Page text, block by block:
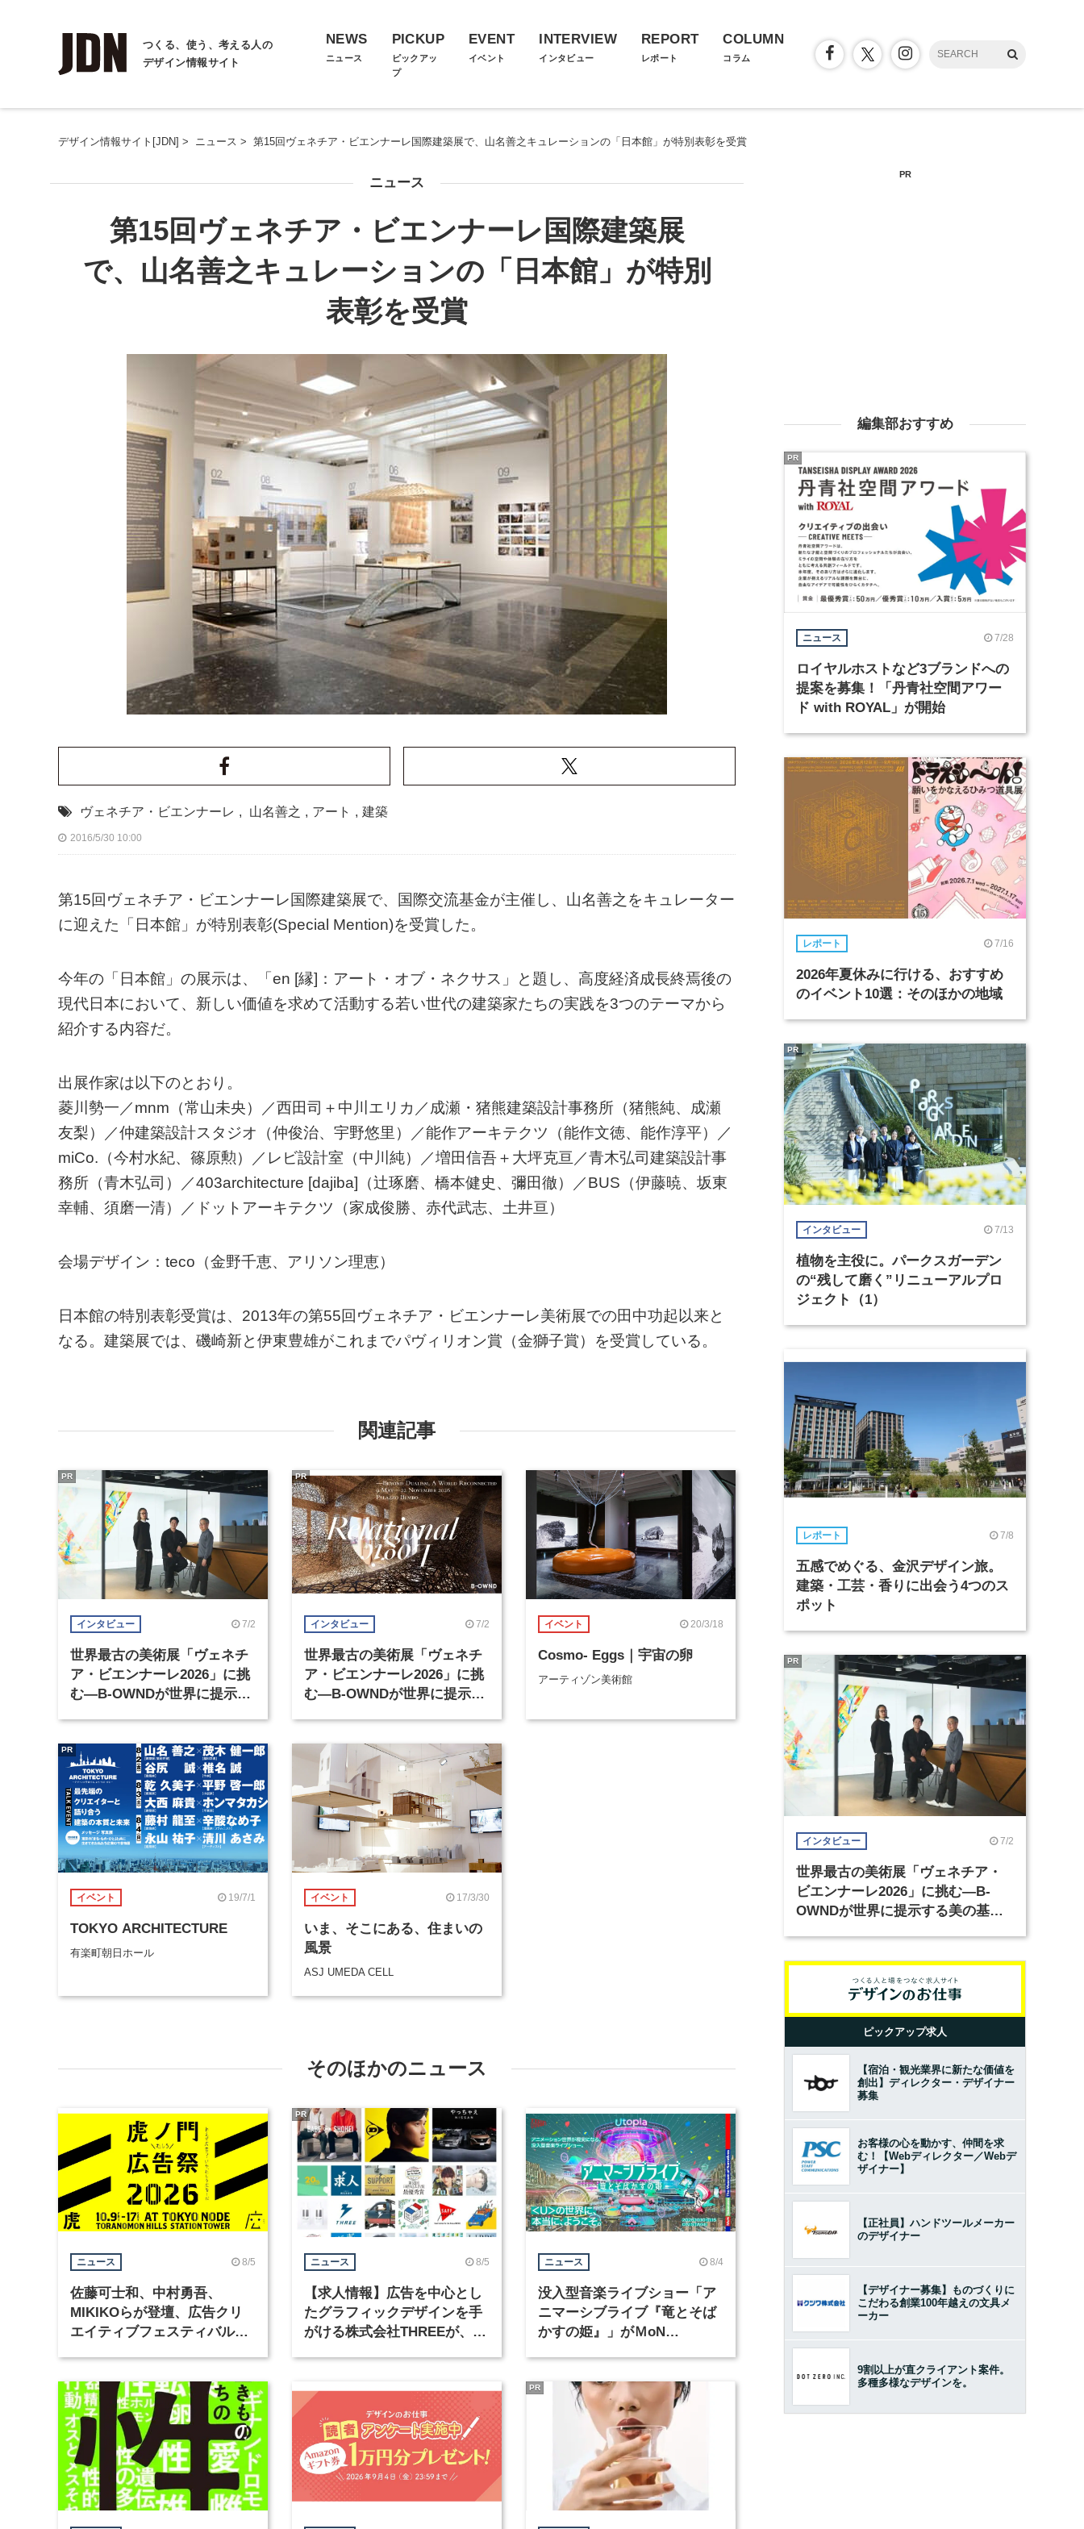
つくる、使う、考える人の
デザイン情報サイト
NEWS
ニュース
PICKUP
ピックアッ
プ
EVENT
イベント
INTERVIEW
インタビュー
REPORT
レポート
COLUMN
コラム
デザイン情報サイト[JDN] > ニュース > 第15回ヴェネチア・ビエンナーレ国際建築展で、山名善之キュレーションの「日本館」が特別表彰を受賞
ニュース
第15回ヴェネチア・ビエンナーレ国際建築展
で、山名善之キュレーションの「日本館」が特別
表彰を受賞
ヴェネチア・ビエンナーレ , 山名善之 , アート , 建築
2016/5/30 10:00
第15回ヴェネチア・ビエンナーレ国際建築展で、国際交流基金が主催し、山名善之をキュレーター
に迎えた「日本館」が特別表彰(Special Mention)を受賞した。
今年の「日本館」の展示は、「en [縁]：アート・オブ・ネクサス」と題し、高度経済成長終焉後の
現代日本において、新しい価値を求めて活動する若い世代の建築家たちの実践を3つのテーマから
紹介する内容だ。
出展作家は以下のとおり。
菱川勢一／mnm（常山未央）／西田司＋中川エリカ／成瀬・猪熊建築設計事務所（猪熊純、成瀬
友梨）／仲建築設計スタジオ（仲俊治、宇野悠里）／能作アーキテクツ（能作文徳、能作淳平）／
miCo.（今村水紀、篠原勲）／レビ設計室（中川純）／増田信吾＋大坪克亘／青木弘司建築設計事
務所（青木弘司）／403architecture [dajiba]（辻琢磨、橋本健史、彌田徹）／BUS（伊藤暁、坂東
幸輔、須磨一清）／ドットアーキテクツ（家成俊勝、赤代武志、土井亘）
会場デザイン：teco（金野千恵、アリソン理恵）
日本館の特別表彰受賞は、2013年の第55回ヴェネチア・ビエンナーレ美術展での田中功起以来と
なる。建築展では、磯崎新と伊東豊雄がこれまでパヴィリオン賞（金獅子賞）を受賞している。
関連記事
インタビュー 7/2
世界最古の美術展「ヴェネチ
ア・ビエンナーレ2026」に挑
む―B-OWNDが世界に提示す
PR
インタビュー 7/2
世界最古の美術展「ヴェネチ
ア・ビエンナーレ2026」に挑
む―B-OWNDが世界に提示す
PR
イベント 20/3/18
Cosmo- Eggs｜宇宙の卵
アーティゾン美術館
イベント 19/7/1
TOKYO ARCHITECTURE
有楽町朝⽇ホール
PR
イベント 17/3/30
いま、そこにある、住まいの
風景
ASJ UMEDA CELL
そのほかのニュース
ニュース 8/5
佐藤可士和、中村勇吾、
MIKIKOらが登壇、広告クリ
エイティブフェスティバル
ニュース 8/5
【求人情報】広告を中心とし
たグラフィックデザインを手
がける株式会社THREEが、グ
PR
ニュース 8/4
没入型音楽ライブショー「ア
ニマーシブライブ『竜とそば
かすの姫』」がＭoN
PR
PR
編集部おすすめ
ニュース 7/28
ロイヤルホストなど3ブランドへの
提案を募集！「丹青社空間アワー
ド with ROYAL」が開始
PR
レポート 7/16
2026年夏休みに行ける、おすすめ
のイベント10選：そのほかの地域
インタビュー 7/13
植物を主役に。パークスガーデン
の“残して磨く”リニューアルプロ
ジェクト（1）
PR
レポート 7/8
五感でめぐる、金沢デザイン旅。
建築・工芸・香りに出会う4つのス
ポット
インタビュー 7/2
世界最古の美術展「ヴェネチア・
ビエンナーレ2026」に挑む―B-
OWNDが世界に提示する美の基準
PR
ピックアップ求人
【宿泊・観光業界に新たな価値を
創出】ディレクター・デザイナー
募集
お客様の心を動かす、仲間を求
む！【Webディレクター／Webデ
ザイナー】
【正社員】ハンドツールメーカー
のデザイナー
【デザイナー募集】ものづくりに
こだわる創業100年越えの文具メ
ーカー
9割以上が直クライアント案件。
多種多様なデザインを。